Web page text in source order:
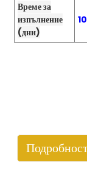
Време за
изпълнение
(дни)
10